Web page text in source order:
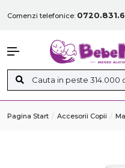
Comenzi telefonice:
Pagina Start Accesorii Copii